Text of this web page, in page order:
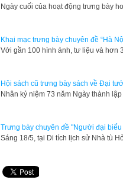
Ngày cuối của hoạt động trưng bày
Khai mạc trưng bày chuyên đề “Hà
Với gần 100 hình ảnh, tư liệu và hơn
Hội sách cũ trưng bày sách về Đại
Nhân kỷ niệm 73 năm Ngày thành
Trưng bày chuyên đề "Người đại
Sáng 18/5, tại Di tích lịch sử Nhà tù